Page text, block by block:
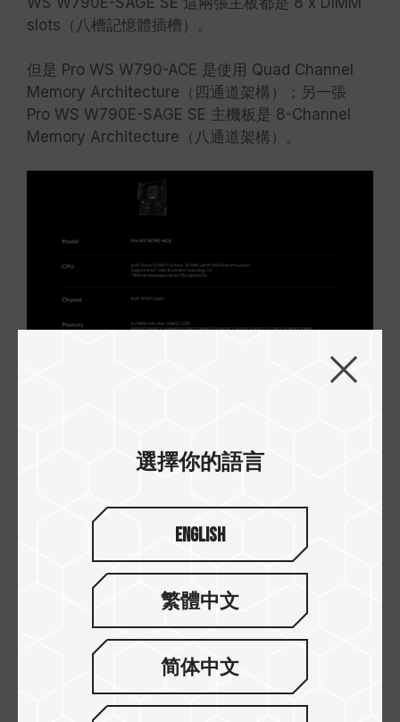
slots（八槽記憶體插槽）。
但是 Pro WS W790-ACE 是使用 Quad Channel
Memory Architecture（四通道架構）；另一張
Pro WS W790E-SAGE SE 主機板是 8-Channel
Memory Architecture（八通道架構）。
∆ Pro WS W790-ACE 是使用 Quad Channel
∆ Pro WS W790E-SAGE SE 是 8-Channel
Memory Architecture（八通道架構）。
在Pro WS W790-ACE和Pro WS W790E-SAGE SE
選擇你的語言
English
繁體中文
简体中文